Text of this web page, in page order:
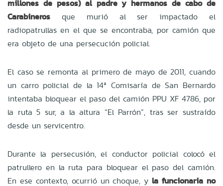
millones de pesos) al padre y hermanos de cabo de
Carabineros que murió al ser impactado el
radiopatrullas en el que se encontraba, por camión que
era objeto de una persecución policial.
El caso se remonta al primero de mayo de 2011, cuando
un carro policial de la 14ª Comisaría de San Bernardo
intentaba bloquear el paso del camión PPU XF 4786, por
la ruta 5 sur, a la altura “El Parrón”, tras ser sustraído
desde un servicentro.
Durante la persecusión, el conductor policial colocó el
patrullero en la ruta para bloquear el paso del camión.
En ese contexto, ocurrió un choque, y la funcionaria no